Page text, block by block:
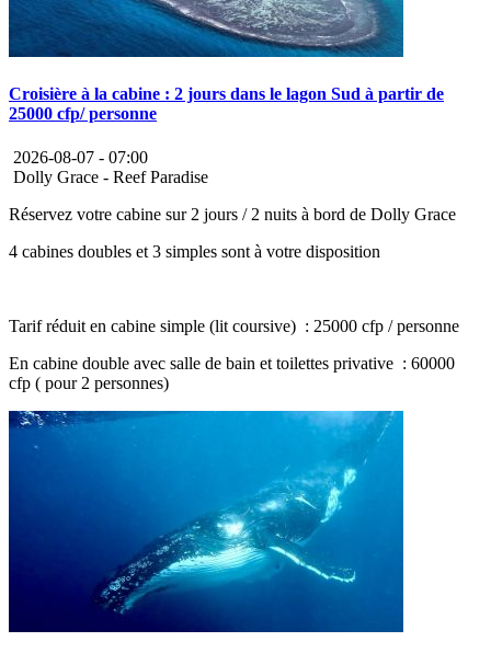
Croisière à la cabine : 2 jours dans le lagon Sud à partir de
25000 cfp/ personne
2026-08-07 - 07:00
Dolly Grace - Reef Paradise
Réservez votre cabine sur 2 jours / 2 nuits à bord de Dolly Grace
4 cabines doubles et 3 simples sont à votre disposition
Tarif réduit en cabine simple (lit coursive) : 25000 cfp / personne
En cabine double avec salle de bain et toilettes privative : 60000
cfp ( pour 2 personnes)